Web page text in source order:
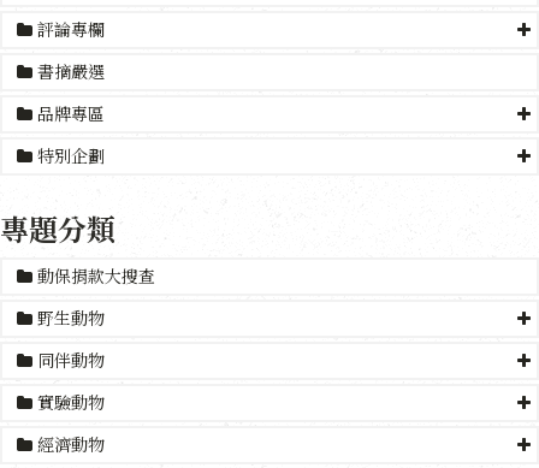
評論專欄
書摘嚴選
品牌專區
特別企劃
專題分類
動保捐款大搜查
野生動物
同伴動物
實驗動物
經濟動物